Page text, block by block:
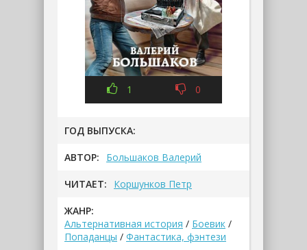
1 0
ГОД ВЫПУСКА:
АВТОР: Большаков Валерий
ЧИТАЕТ: Коршунков Петр
ЖАНР:
Альтернативная история / Боевик /
Попаданцы / Фантастика, фэнтези